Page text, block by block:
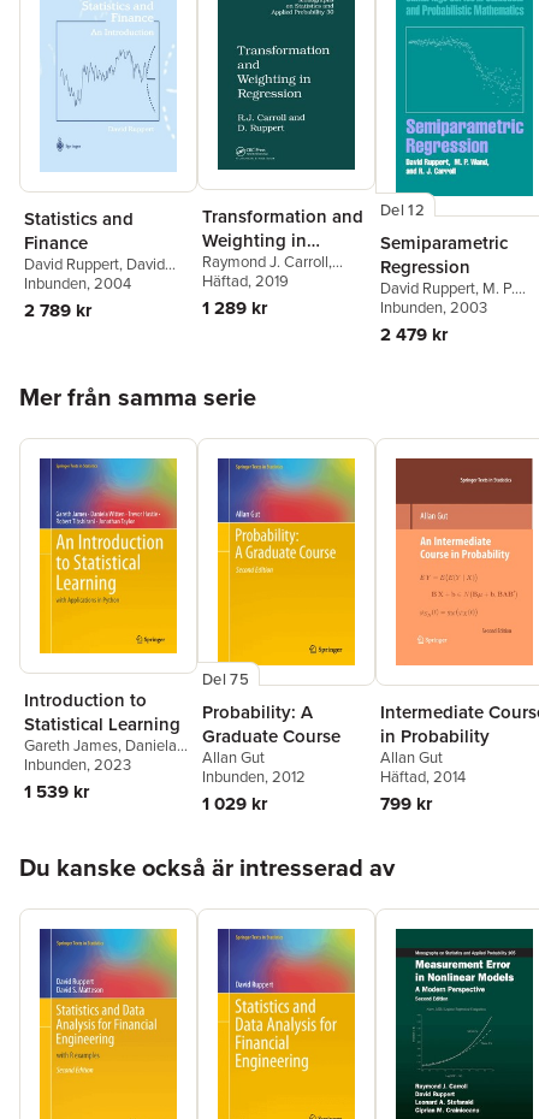
Statistics and
Finance
David Ruppert, David
Ruppert
Inbunden, 2004
2 789 kr
Transformation and
Weighting in
Regression
Raymond J. Carroll,
David Ruppert
Häftad, 2019
1 289 kr
Del 12
Semiparametric
Regression
David Ruppert, M. P.
Wand,R. J. Carroll
Inbunden, 2003
2 479 kr
Mer från samma serie
Introduction to
Statistical Learning
Gareth James, Daniela
Witten,Trevor Hastie
Robert Tibshirani
Jonathan Taylor
Inbunden, 2023
1 539 kr
Del 75
Probability: A
Graduate Course
Allan Gut
Inbunden, 2012
1 029 kr
Intermediate
in Probability
Allan Gut
Häftad, 2014
799 kr
Du kanske också är intresserad av